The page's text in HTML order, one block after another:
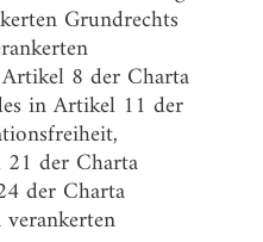
Grundrechts
8 der Charta
in Artikel 11 der
der Charta
der Charta